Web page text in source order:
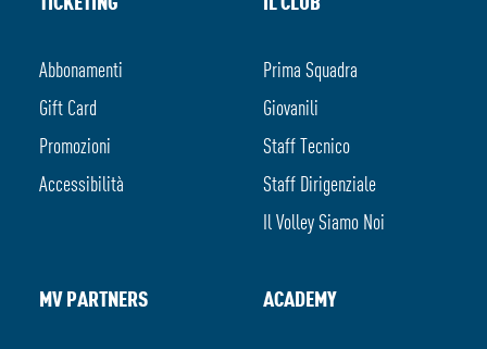
Abbonamenti
Gift Card
Promozioni
Accessibilità
Prima Squadra
Giovanili
Staff Tecnico
Staff Dirigenziale
Il Volley Siamo Noi
MV PARTNERS ACADEMY